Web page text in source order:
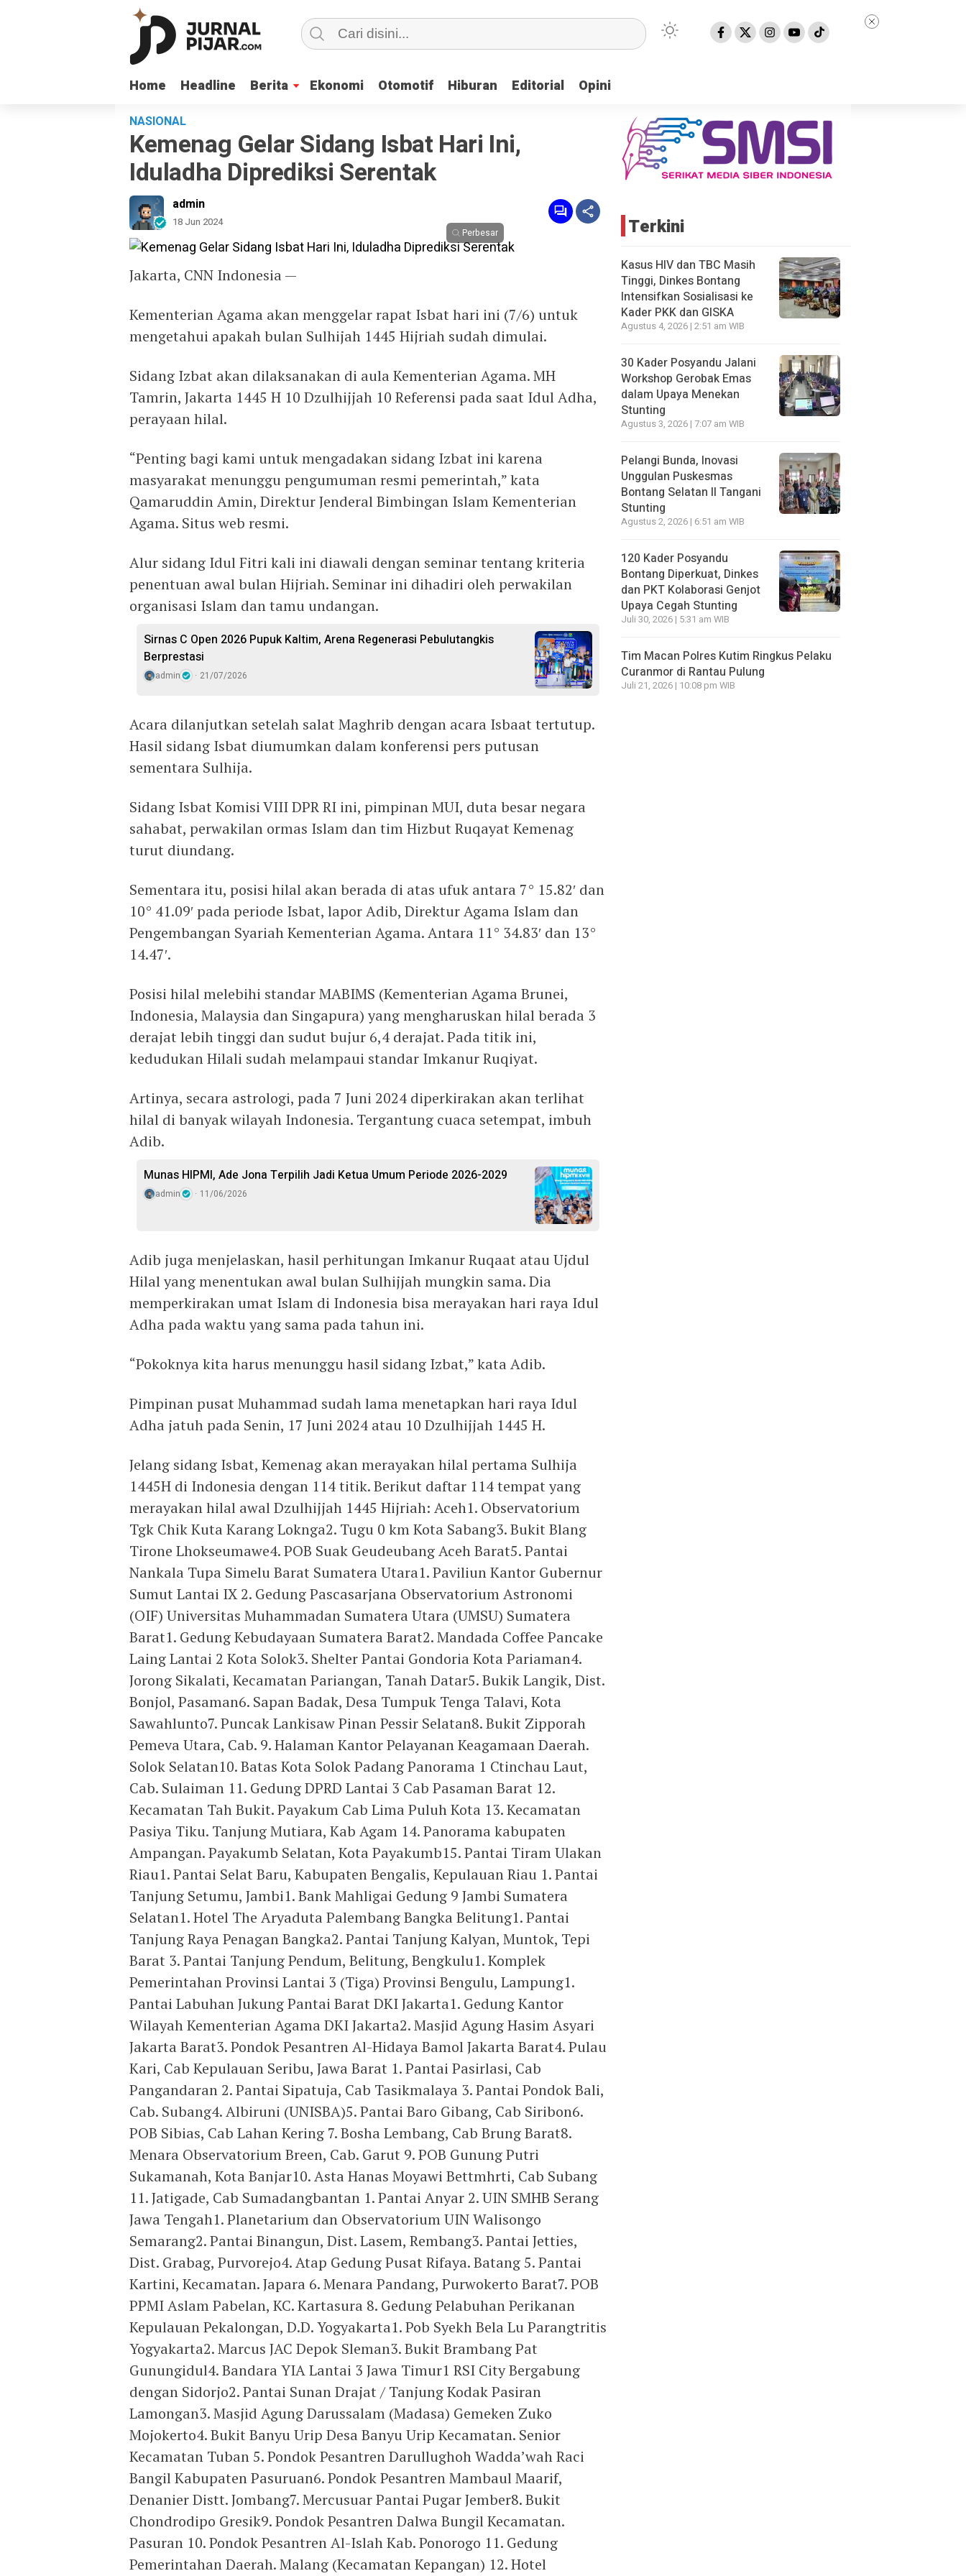
Home Headline Berita Ekonomi Otomotif Hiburan Editorial Opini
Home Headline Berita Ekonomi Otomotif Hiburan Editorial Opini
NASIONAL
Kemenag Gelar Sidang Isbat Hari Ini,
Iduladha Diprediksi Serentak
admin
18 Jun 2024
Perbesar
Jakarta, CNN Indonesia —
Kementerian Agama akan menggelar rapat Isbat hari ini (7/6) untuk
mengetahui apakah bulan Sulhijah 1445 Hijriah sudah dimulai.
Sidang Izbat akan dilaksanakan di aula Kementerian Agama. MH
Tamrin, Jakarta 1445 H 10 Dzulhijjah 10 Referensi pada saat Idul Adha,
perayaan hilal.
“Penting bagi kami untuk mengadakan sidang Izbat ini karena
masyarakat menunggu pengumuman resmi pemerintah,” kata
Qamaruddin Amin, Direktur Jenderal Bimbingan Islam Kementerian
Agama. Situs web resmi.
Alur sidang Idul Fitri kali ini diawali dengan seminar tentang kriteria
penentuan awal bulan Hijriah. Seminar ini dihadiri oleh perwakilan
organisasi Islam dan tamu undangan.
Sirnas C Open 2026 Pupuk Kaltim, Arena Regenerasi Pebulutangkis
Berprestasi
admin 21/07/2026
Acara dilanjutkan setelah salat Maghrib dengan acara Isbaat tertutup.
Hasil sidang Isbat diumumkan dalam konferensi pers putusan
sementara Sulhija.
Sidang Isbat Komisi VIII DPR RI ini, pimpinan MUI, duta besar negara
sahabat, perwakilan ormas Islam dan tim Hizbut Ruqayat Kemenag
turut diundang.
Sementara itu, posisi hilal akan berada di atas ufuk antara 7° 15.82′ dan
10° 41.09′ pada periode Isbat, lapor Adib, Direktur Agama Islam dan
Pengembangan Syariah Kementerian Agama. Antara 11° 34.83′ dan 13°
14.47′.
Posisi hilal melebihi standar MABIMS (Kementerian Agama Brunei,
Indonesia, Malaysia dan Singapura) yang mengharuskan hilal berada 3
derajat lebih tinggi dan sudut bujur 6,4 derajat. Pada titik ini,
kedudukan Hilali sudah melampaui standar Imkanur Ruqiyat.
Artinya, secara astrologi, pada 7 Juni 2024 diperkirakan akan terlihat
hilal di banyak wilayah Indonesia. Tergantung cuaca setempat, imbuh
Adib.
Munas HIPMI, Ade Jona Terpilih Jadi Ketua Umum Periode 2026-2029
admin 11/06/2026
Adib juga menjelaskan, hasil perhitungan Imkanur Ruqaat atau Ujdul
Hilal yang menentukan awal bulan Sulhijjah mungkin sama. Dia
memperkirakan umat Islam di Indonesia bisa merayakan hari raya Idul
Adha pada waktu yang sama pada tahun ini.
“Pokoknya kita harus menunggu hasil sidang Izbat,” kata Adib.
Pimpinan pusat Muhammad sudah lama menetapkan hari raya Idul
Adha jatuh pada Senin, 17 Juni 2024 atau 10 Dzulhijjah 1445 H.
Jelang sidang Isbat, Kemenag akan merayakan hilal pertama Sulhija
1445H di Indonesia dengan 114 titik. Berikut daftar 114 tempat yang
merayakan hilal awal Dzulhijjah 1445 Hijriah: Aceh1. Observatorium
Tgk Chik Kuta Karang Loknga2. Tugu 0 km Kota Sabang3. Bukit Blang
Tirone Lhokseumawe4. POB Suak Geudeubang Aceh Barat5. Pantai
Nankala Tupa Simelu Barat Sumatera Utara1. Paviliun Kantor Gubernur
Sumut Lantai IX 2. Gedung Pascasarjana Observatorium Astronomi
(OIF) Universitas Muhammadan Sumatera Utara (UMSU) Sumatera
Barat1. Gedung Kebudayaan Sumatera Barat2. Mandada Coffee Pancake
Laing Lantai 2 Kota Solok3. Shelter Pantai Gondoria Kota Pariaman4.
Jorong Sikalati, Kecamatan Pariangan, Tanah Datar5. Bukik Langik, Dist.
Bonjol, Pasaman6. Sapan Badak, Desa Tumpuk Tenga Talavi, Kota
Sawahlunto7. Puncak Lankisaw Pinan Pessir Selatan8. Bukit Zipporah
Pemeva Utara, Cab. 9. Halaman Kantor Pelayanan Keagamaan Daerah.
Solok Selatan10. Batas Kota Solok Padang Panorama 1 Ctinchau Laut,
Cab. Sulaiman 11. Gedung DPRD Lantai 3 Cab Pasaman Barat 12.
Kecamatan Tah Bukit. Payakum Cab Lima Puluh Kota 13. Kecamatan
Pasiya Tiku. Tanjung Mutiara, Kab Agam 14. Panorama kabupaten
Ampangan. Payakumb Selatan, Kota Payakumb15. Pantai Tiram Ulakan
Riau1. Pantai Selat Baru, Kabupaten Bengalis, Kepulauan Riau 1. Pantai
Tanjung Setumu, Jambi1. Bank Mahligai Gedung 9 Jambi Sumatera
Selatan1. Hotel The Aryaduta Palembang Bangka Belitung1. Pantai
Tanjung Raya Penagan Bangka2. Pantai Tanjung Kalyan, Muntok, Tepi
Barat 3. Pantai Tanjung Pendum, Belitung, Bengkulu1. Komplek
Pemerintahan Provinsi Lantai 3 (Tiga) Provinsi Bengulu, Lampung1.
Pantai Labuhan Jukung Pantai Barat DKI Jakarta1. Gedung Kantor
Wilayah Kementerian Agama DKI Jakarta2. Masjid Agung Hasim Asyari
Jakarta Barat3. Pondok Pesantren Al-Hidaya Bamol Jakarta Barat4. Pulau
Kari, Cab Kepulauan Seribu, Jawa Barat 1. Pantai Pasirlasi, Cab
Pangandaran 2. Pantai Sipatuja, Cab Tasikmalaya 3. Pantai Pondok Bali,
Cab. Subang4. Albiruni (UNISBA)5. Pantai Baro Gibang, Cab Siribon6.
POB Sibias, Cab Lahan Kering 7. Bosha Lembang, Cab Brung Barat8.
Menara Observatorium Breen, Cab. Garut 9. POB Gunung Putri
Sukamanah, Kota Banjar10. Asta Hanas Moyawi Bettmhrti, Cab Subang
11. Jatigade, Cab Sumadangbantan 1. Pantai Anyar 2. UIN SMHB Serang
Jawa Tengah1. Planetarium dan Observatorium UIN Walisongo
Semarang2. Pantai Binangun, Dist. Lasem, Rembang3. Pantai Jetties,
Dist. Grabag, Purvorejo4. Atap Gedung Pusat Rifaya. Batang 5. Pantai
Kartini, Kecamatan. Japara 6. Menara Pandang, Purwokerto Barat7. POB
PPMI Aslam Pabelan, KC. Kartasura 8. Gedung Pelabuhan Perikanan
Kepulauan Pekalongan, D.D. Yogyakarta1. Pob Syekh Bela Lu Parangtritis
Yogyakarta2. Marcus JAC Depok Sleman3. Bukit Brambang Pat
Gunungidul4. Bandara YIA Lantai 3 Jawa Timur1 RSI City Bergabung
dengan Sidorjo2. Pantai Sunan Drajat / Tanjung Kodak Pasiran
Lamongan3. Masjid Agung Darussalam (Madasa) Gemeken Zuko
Mojokerto4. Bukit Banyu Urip Desa Banyu Urip Kecamatan. Senior
Kecamatan Tuban 5. Pondok Pesantren Darullughoh Wadda’wah Raci
Bangil Kabupaten Pasuruan6. Pondok Pesantren Mambaul Maarif,
Denanier Distt. Jombang7. Mercusuar Pantai Pugar Jember8. Bukit
Chondrodipo Gresik9. Pondok Pesantren Dalwa Bungil Kecamatan.
Pasuran 10. Pondok Pesantren Al-Islah Kab. Ponorogo 11. Gedung
Pemerintahan Daerah. Malang (Kecamatan Kepangan) 12. Hotel
Terkini
Kasus HIV dan TBC Masih
Tinggi, Dinkes Bontang
Intensifkan Sosialisasi ke
Kader PKK dan GISKA
Agustus 4, 2026 | 2:51 am WIB
30 Kader Posyandu Jalani
Workshop Gerobak Emas
dalam Upaya Menekan
Stunting
Agustus 3, 2026 | 7:07 am WIB
Pelangi Bunda, Inovasi
Unggulan Puskesmas
Bontang Selatan II Tangani
Stunting
Agustus 2, 2026 | 6:51 am WIB
120 Kader Posyandu
Bontang Diperkuat, Dinkes
dan PKT Kolaborasi Genjot
Upaya Cegah Stunting
Juli 30, 2026 | 5:31 am WIB
Tim Macan Polres Kutim Ringkus Pelaku
Curanmor di Rantau Pulung
Juli 21, 2026 | 10:08 pm WIB